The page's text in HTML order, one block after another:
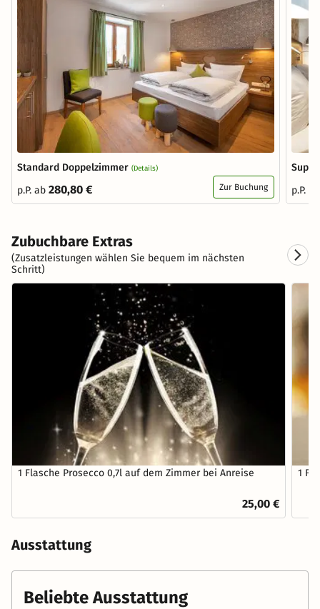
Standard Doppelzimmer (Details)
p.P. ab 280,80 € Zur Buchung
p.P.
Zubuchbare Extras
(Zusatzleistungen wählen Sie bequem im nächsten
Schritt)
1 Flasche Prosecco 0,7l auf dem Zimmer bei Anreise
25,00 €
1
Ausstattung
Beliebte Ausstattung